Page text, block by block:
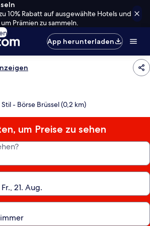
10% Rabatt auf ausgewählte Hotels und
Prämien zu sammeln.
App herunterladen
- Börse Brüssel (0,2 km)
um Preise zu sehen